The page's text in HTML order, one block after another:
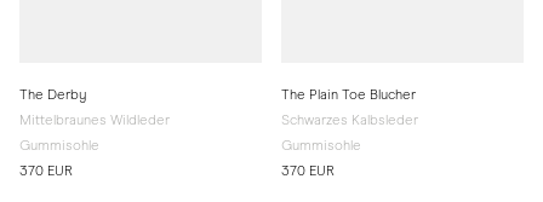
The Derby
Mittelbraunes Wildleder
Gummisohle
370 EUR
The Plain Toe Blucher
Schwarzes Kalbsleder
Gummisohle
370 EUR